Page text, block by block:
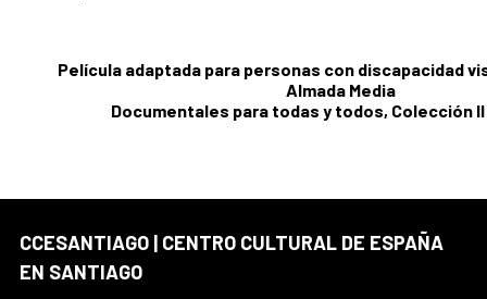
Película adaptada para personas con discapacidad
Almada Media
Documentales para todas y todos, Colección II
CCESANTIAGO | CENTRO CULTURAL DE ESPAÑA
EN SANTIAGO